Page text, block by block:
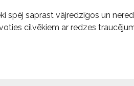
spēj saprast vājredzīgos un
cilvēkiem ar redzes